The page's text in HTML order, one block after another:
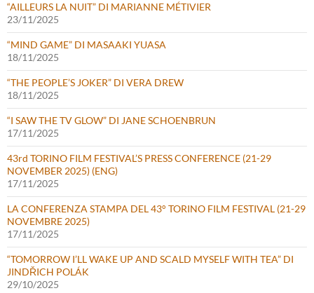
“AILLEURS LA NUIT” DI MARIANNE MÉTIVIER
23/11/2025
“MIND GAME” DI MASAAKI YUASA
18/11/2025
“THE PEOPLE’S JOKER” DI VERA DREW
18/11/2025
“I SAW THE TV GLOW” DI JANE SCHOENBRUN
17/11/2025
43rd TORINO FILM FESTIVAL’S PRESS CONFERENCE (21-29
NOVEMBER 2025) (ENG)
17/11/2025
LA CONFERENZA STAMPA DEL 43° TORINO FILM FESTIVAL (21-29
NOVEMBRE 2025)
17/11/2025
“TOMORROW I’LL WAKE UP AND SCALD MYSELF WITH TEA” DI
JINDŘICH POLÁK
29/10/2025